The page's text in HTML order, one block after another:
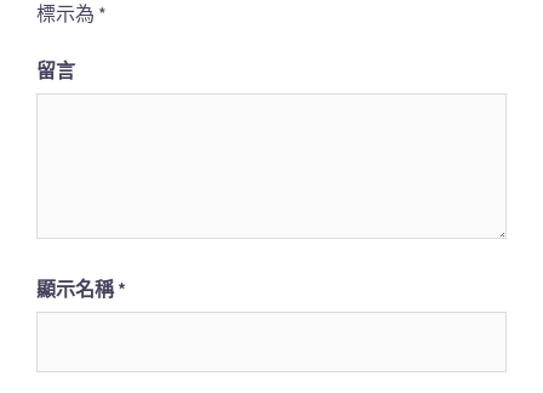
標示為 *
留言
顯示名稱*